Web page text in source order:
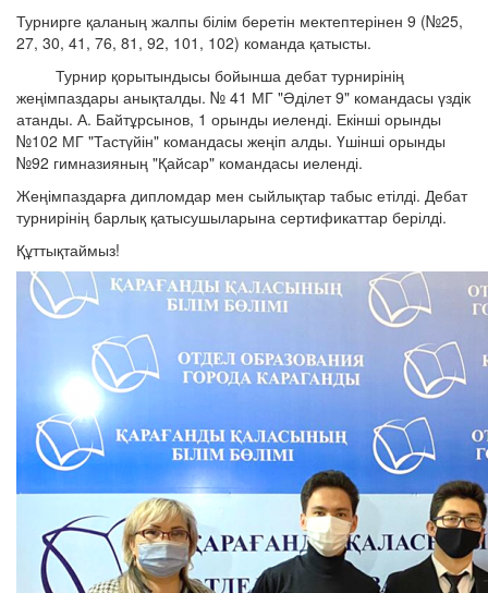
Турнирге қаланың жалпы білім беретін мектептерінен 9 (№25,
27, 30, 41, 76, 81, 92, 101, 102) команда қатысты.
Турнир қорытындысы бойынша дебат турнирінің
жеңімпаздары анықталды. № 41 МГ "Әділет 9" командасы үздік
атанды. А. Байтұрсынов, 1 орынды иеленді. Екінші орынды
№102 МГ "Тастүйін" командасы жеңіп алды. Үшінші орынды
№92 гимназияның "Қайсар" командасы иеленді.
Жеңімпаздарға дипломдар мен сыйлықтар табыс етілді. Дебат
турнирінің барлық қатысушыларына сертификаттар берілді.
Құттықтаймыз!